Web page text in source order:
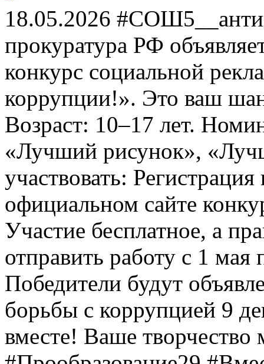
18.05.2026
прокуратура РФ
конкурс социальной
коррупции!». Это ваш
Возраст: 10–17 лет.
«Лучший рисунок»,
участвовать:
официальном сайте
Участие бесплатное, а
отправить работу с 1 мая
Победители будут
борьбы с коррупцией 9
вместе! Ваше творчество